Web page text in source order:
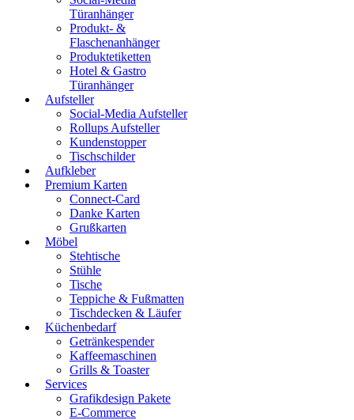
Türanhänger
Produkt- &
Flaschenanhänger
Produktetiketten
Hotel & Gastro
Türanhänger
Aufsteller
Social-Media Aufsteller
Rollups Aufsteller
Kundenstopper
Tischschilder
Aufkleber
Premium Karten
Connect-Card
Danke Karten
Grußkarten
Möbel
Stehtische
Stühle
Tische
Teppiche & Fußmatten
Tischdecken & Läufer
Küchenbedarf
Getränkespender
Kaffeemaschinen
Grills & Toaster
Services
Grafikdesign Pakete
E-Commerce